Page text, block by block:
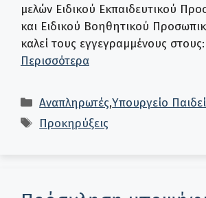
μελών Ειδικού Εκπαιδευτικού
και Ειδικού Βοηθητικού
καλεί τους εγγεγραμμένους
Περισσότερα
Κατηγορίες
Αναπληρωτές,Υπουργείο
Ετικέτες
Προκηρύξεις